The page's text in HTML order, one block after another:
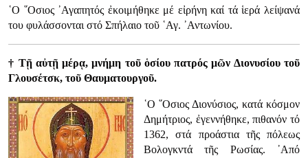
῾Ο ῞Οσιος ᾿Αγαπητός ἐκοιμήθηκε μέ εἰρήνη καί τά ἱερά λείψανά
του φυλάσσονται στό Σπήλαιο τοῦ ῾Αγ. ᾿Αντωνίου.
† Τῇ αὐτῇ μέρᾳ, μνήμη τοῦ ὁσίου πατρός μῶν Διονυσίου τοῦ
Γλουσέτσκ, τοῦ Θαυματουργοῦ.
῾Ο ῞Οσιος Διονύσιος, κατά κόσμον
Δημήτριος, ἐγεννήθηκε, πιθανόν τό
1362, στά προάστια τῆς πόλεως
Βολογκντά τῆς Ρωσίας. ᾿Από